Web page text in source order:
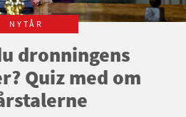
NYTÅR
dronningens
Quiz med om